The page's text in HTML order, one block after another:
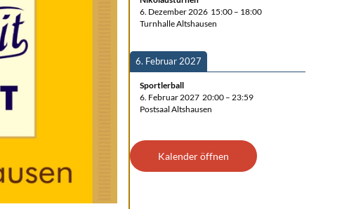
6. Dezem­ber 2026 15:00 – 18:00
Turn­hal­le Altshausen
6. Febru­ar 2027
Sport­ler­ball
6. Febru­ar 2027 20:00 – 23:59
Post­saal Altshausen
Kalen­der öffnen